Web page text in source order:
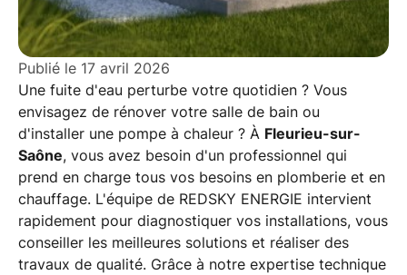
Publié le 17 avril 2026
Une fuite d'eau perturbe votre quotidien ? Vous
envisagez de rénover votre salle de bain ou
d'installer une pompe à chaleur ? À Fleurieu-sur-
Saône, vous avez besoin d'un professionnel qui
prend en charge tous vos besoins en plomberie et en
chauffage. L'équipe de REDSKY ENERGIE intervient
rapidement pour diagnostiquer vos installations, vous
conseiller les meilleures solutions et réaliser des
travaux de qualité. Grâce à notre expertise technique